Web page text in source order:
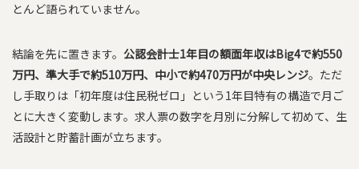
とんど語られていません。
結論を先に置きます。 公認会計士1年目の額面年収はBig4で約550
万円、準大手で約510万円、中小で約470万円が中央レンジ。ただ
し手取りは「初年度は住民税ゼロ」という1年目特有の構造で月ご
とに大きく変動します。求人票の数字を月別に分解して初めて、生
活設計と貯蓄計画が立ちます。